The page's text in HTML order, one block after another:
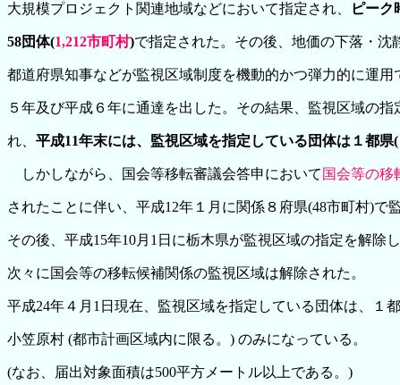
大規模プロジェクト関連地域などにおいて指定され、 ピーク
58団体(1,212市町村)で指定された。その後、地価の下落・沈
都道府県知事などが監視区域制度を機動的かつ弾力的に運用
５年及び平成６年に通達を出した。その結果、監視区域の指
れ、 平成11年末には、監視区域を指定している団体は１都県
しかしながら、国会等移転審議会答申において 国会等の移
されたことに伴い、平成12年１月に関係８府県(48市町村)で
その後、平成15年10月1日に栃木県が監視区域の指定を解除
次々に国会等の移転候補関係の監視区域は解除された。
平成24年４月1日現在、監視区域を指定している団体は、１
小笠原村 (都市計画区域内に限る。) のみになっている。
(なお、届出対象面積は500平方メートル以上である。)